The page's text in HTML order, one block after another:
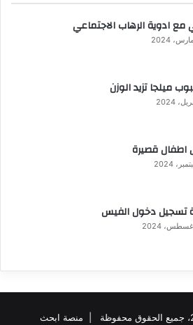
مع ادوية الرهاب الاجتماعي
ميلجا تزيد الوزن
قصيرة
تسجيل دخول الفيس
منصة ابحث